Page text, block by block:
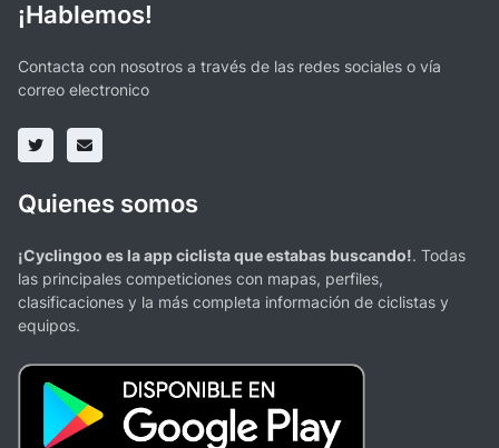
¡Hablemos!
Contacta con nosotros a través de las redes sociales o vía
correo electronico
Quienes somos
¡Cyclingoo es la app ciclista que estabas buscando!. Todas
las principales competiciones con mapas, perfiles,
clasificaciones y la más completa información de ciclistas y
equipos.